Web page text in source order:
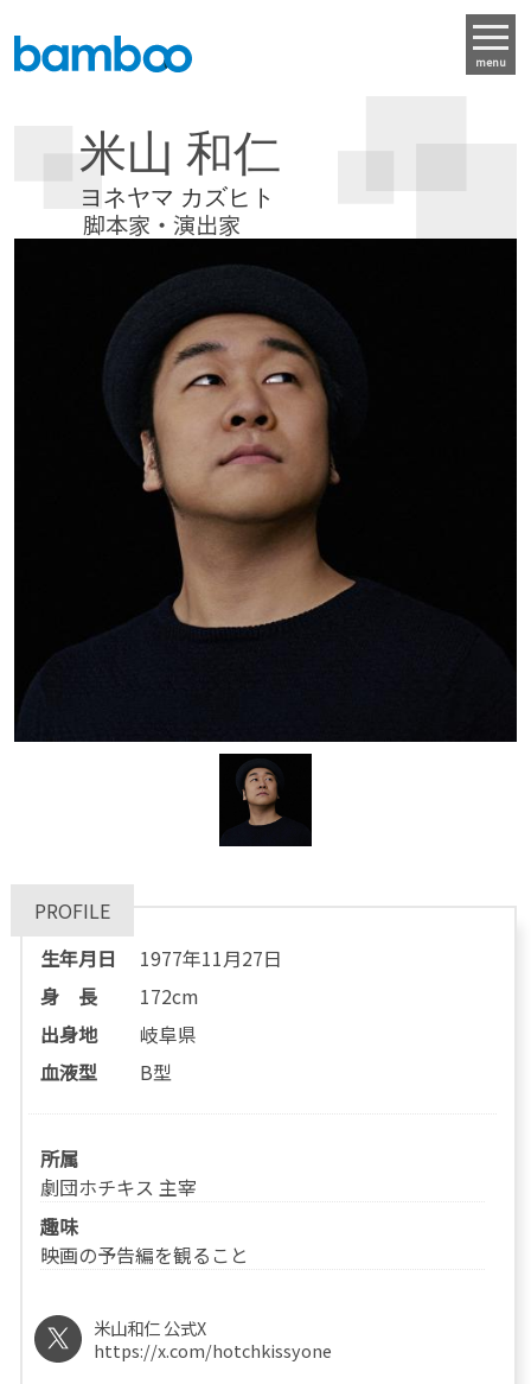
menu
米山 和仁
ヨネヤマ カズヒト
脚本家・演出家
PROFILE
生年月日
1977年11月27日
身 長
172cm
出身地
岐阜県
血液型
B型
所属
劇団ホチキス 主宰
趣味
映画の予告編を観ること
米山和仁 公式X
https://x.com/hotchkissyone